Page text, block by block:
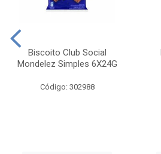
Biscoito Club Social
Mondelez Simples 6X24G
Código: 302988